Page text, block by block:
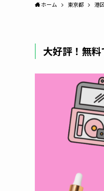
ホーム 東京都 港
大好評！無